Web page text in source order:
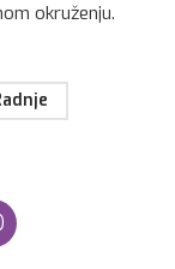
okruženju.